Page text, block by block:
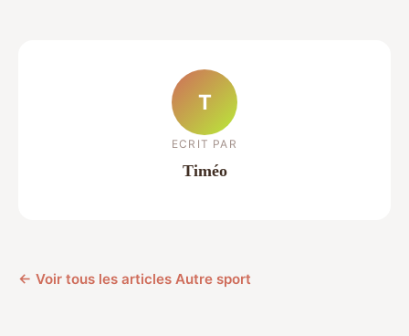
T
ECRIT PAR
Timéo
← Voir tous les articles Autre sport